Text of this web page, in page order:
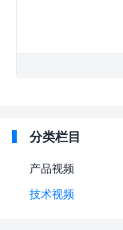
分类栏目
产品视频
技术视频